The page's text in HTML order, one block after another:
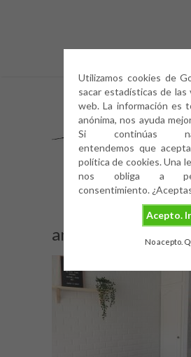
Utilizamos cookies de
sacar estadísticas de las
web. La información es
anónima, nos ayuda
Si continúas
entendemos que
política de cookies. Una
nos obliga a
consentimiento.
Acepto.
No acepto.
antes y después